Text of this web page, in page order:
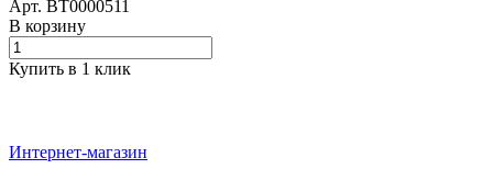
Арт. BT0000511
В корзину
Купить в 1 клик
Интернет-магазин